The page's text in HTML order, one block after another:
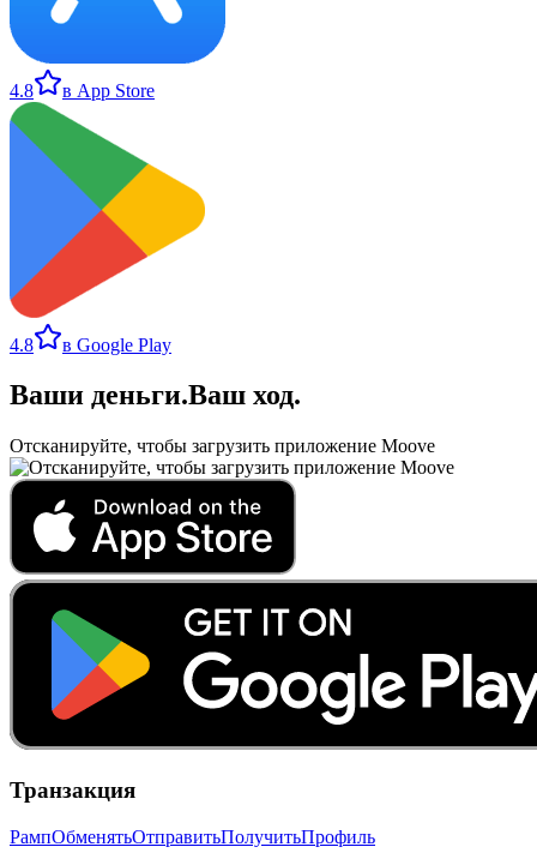
4.8 в App Store
4.8 в Google Play
Ваши деньги.Ваш ход.
Отсканируйте, чтобы загрузить приложение Moove
Транзакция
РампОбменятьОтправитьПолучитьПрофиль